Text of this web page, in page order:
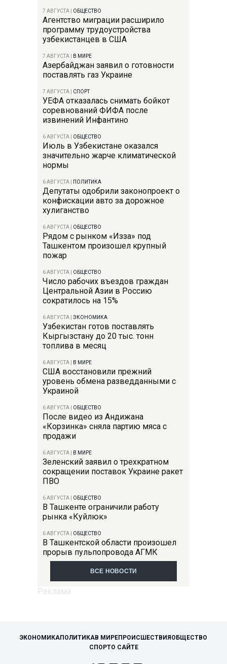
7 АВГУСТА ОБЩЕСТВО
Агентство миграции расширило
программу трудоустройства
узбекистанцев в США
7 АВГУСТА В МИРЕ
Азербайджан заявил о готовности
поставлять газ Украине
7 АВГУСТА СПОРТ
УЕФА отказалась снимать бойкот
соревнований ФИФА после
извинений Инфантино
6 АВГУСТА ОБЩЕСТВО
Июль в Узбекистане оказался
значительно жарче климатической
нормы
6 АВГУСТА ПОЛИТИКА
Депутаты одобрили законопроект о
конфискации авто за дорожное
хулиганство
6 АВГУСТА ОБЩЕСТВО
Рядом с рынком «Изза» под
Ташкентом произошел крупный
пожар
6 АВГУСТА ОБЩЕСТВО
Число рабочих въездов граждан
Центральной Азии в Россию
сократилось на 15%
6 АВГУСТА ЭКОНОМИКА
Узбекистан готов поставлять
Кыргызстану до 20 тыс. тонн
топлива в месяц
6 АВГУСТА В МИРЕ
США восстановили прежний
уровень обмена разведданными с
Украиной
6 АВГУСТА ОБЩЕСТВО
После видео из Андижана
«Корзинка» сняла партию мяса с
продажи
6 АВГУСТА В МИРЕ
Зеленский заявил о трехкратном
сокращении поставок Украине ракет
ПВО
6 АВГУСТА ОБЩЕСТВО
В Ташкенте ограничили работу
рынка «Куйлюк»
6 АВГУСТА ОБЩЕСТВО
В Ташкентской области произошел
прорыв пульпопровода АГМК
ВСЕ НОВОСТИ
ЭКОНОМИКАПОЛИТИКАВ МИРЕПРОИСШЕСТВИЯ ОБЩЕСТВО
СПОРТО САЙТЕ